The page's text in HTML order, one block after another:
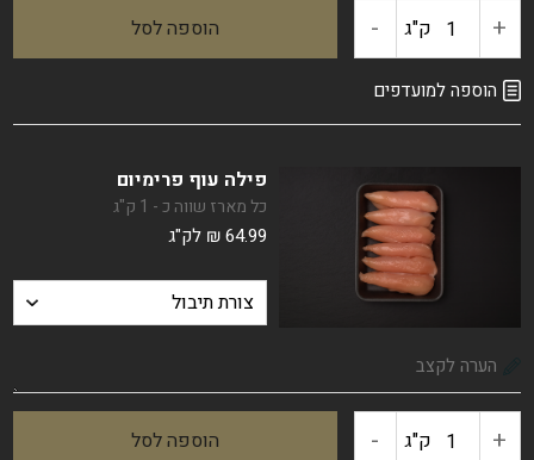
+ כמות
של
ק"ג - הוספה לסל
הוספה למועדפים
פילה עוף פרימיום
כל מארז שווה כ - 1 ק"ג
₪64.99 לק"ג
+ כמות ק"ג - הוספה לסל